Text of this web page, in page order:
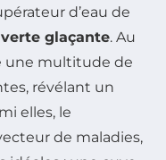
d’eau de
glaçante. Au
une multitude de
révélant un
elles, le
de maladies,